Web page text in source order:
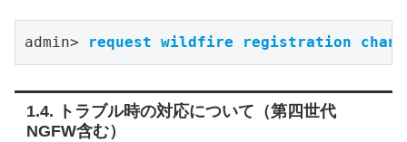
admin> request wildfire registration
トラブル時の対応について（第四世代
NGFW含む）